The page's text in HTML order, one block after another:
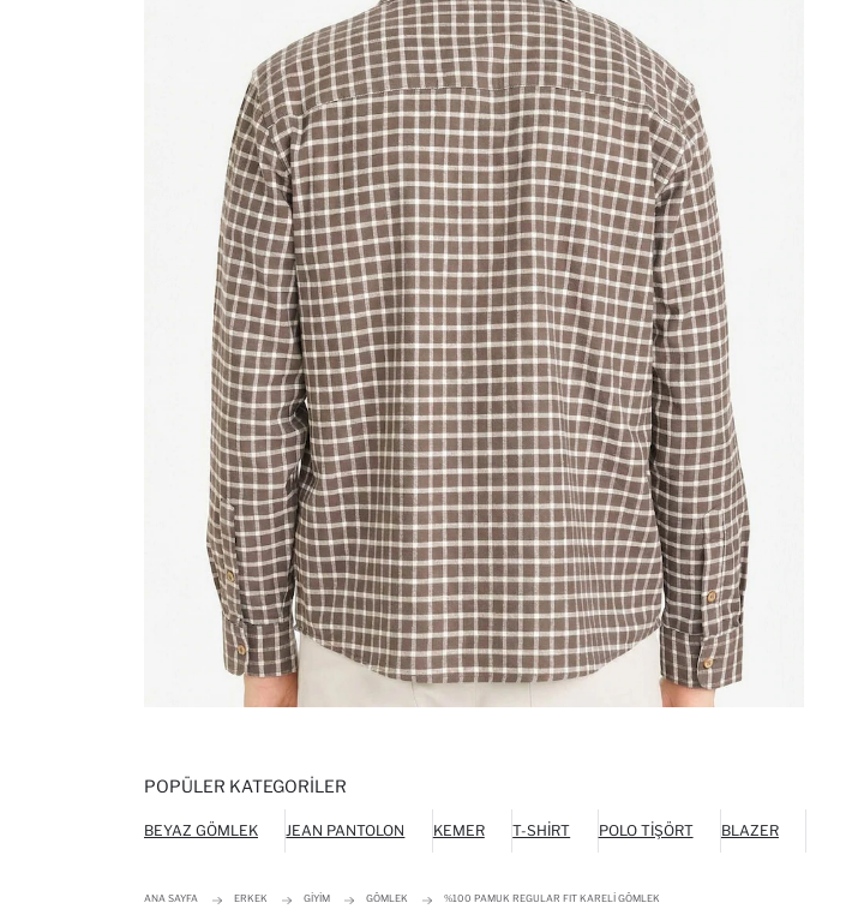
POPÜLER KATEGORILER
BEYAZ GÖMLEK JEAN PANTOLON KEMER T-SHIRT POLO TIŞÖRT BLAZER
ANA SAYFA ERKEK GIYIM GÖMLEK %100 PAMUK REGULAR FIT KARELI GÖMLEK